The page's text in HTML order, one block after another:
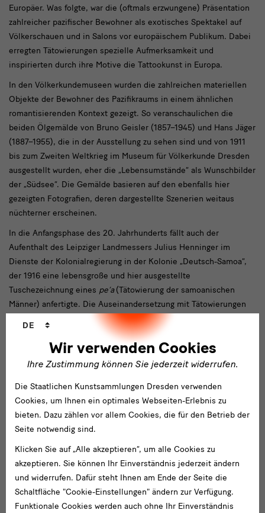
Europäer. Was folgte, war die (oftmals erzwungene) Präsentation
zahlreicher pazifischer Bewohner als exotisches Spektakel auf
Völkerschauen und in Salons vor europäischem Publikum. Dabei
erregten Tätowierungen spezielle Aufmerksamkeit und
inspirierten durch ihre Motive die Tattookunst in Europa.
In den Völkerkundemuseen wurden die zahlreichen materiellen
Objekte der Bewohner des Pazifikraums in einem ähnlichen
romantisierenden Kontext gezeigt. So veranschaulichen die
beiden Ölgemälde von Bruno Geisler (1857–1945) und Hans Jäger
(1887–1955), die in der Ausstellung zu sehen sind und von 1911
bis zum Zweiten Weltkrieg im Museum für Völkerkunde Dresden
ausgestellt wurden, eher die „Lebensumstände“ als Wunschbilder
der „Südsee“. Die Gemälde basieren auf den ebenfalls hier
gezeigten Fotografien, deren dargestellte Szenerien weitaus
nüchterner erscheinen.
In die Anfangsphase des 20. Jahrhunderts fällt auch der
Aufenthalt des Leipziger Landmessers Julius Henninger im
Dienste der Kolonialregierung in der Kolonie „Deutsch-Samoa“,
der 1916 eine lebensgroße und hier ausgestellte
Tuschezeichnung eines pe’a(Tätowierung der samoanischen
Männer) anfertigte. Die Auseinandersetzung mit Tätowierungen
ging so weit, dass sich deutsche Kolonialbeamte, wie selbst der
Gouverneur Erich Schultz-Ewerth (1912–1914), auf Samoa
tätowieren ließen, um durch eine derartige Aneignung
samoanischer Praktiken kolonialstrategische Ziele zu erreichen
links
vorheriges: (un)begehrt nächstes: (un)bekannt
Wir verwenden Cookies
Ihre Zustimmung können Sie jederzeit widerrufen.
Sprachwechsler
DE
Die Staatlichen Kunstsammlungen Dresden verwenden
Cookies, um Ihnen ein optimales Webseiten-Erlebnis zu
bieten. Dazu zählen vor allem Cookies, die für den Betrieb der
Seite notwendig sind.
Klicken Sie auf „Alle akzeptieren“, um alle Cookies zu
akzeptieren. Sie können Ihr Einverständnis jederzeit ändern
und widerrufen. Dafür steht Ihnen am Ende der Seite die
Schaltfläche "Cookie-Einstellungen" ändern zur Verfügung.
Funktionale Cookies werden auch ohne Ihr Einverständnis